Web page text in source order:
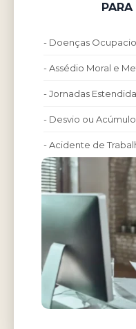
- Doenças
- Assédio Moral e
- Jornadas
- Desvio ou
- Acidente de